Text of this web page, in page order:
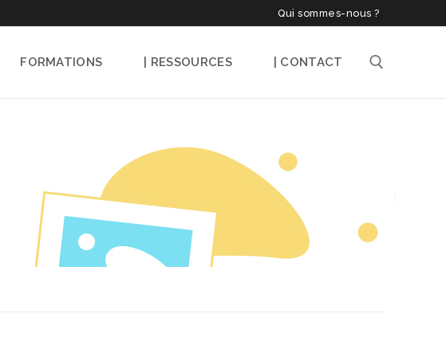
Qui sommes-nous ?
FORMATIONS | RESSOURCES | CONTACT